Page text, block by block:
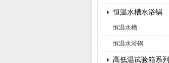
恒温水槽水浴锅
恒温水槽
恒温水浴锅
高低温试验箱系列